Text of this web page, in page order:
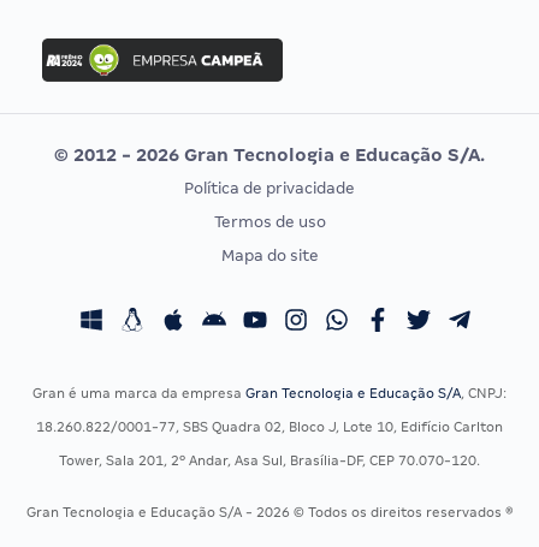
Concurso Ibama
Concurso MPU
Editais publicados
Vunesp
CONCURSOS POR PROFISSÃO
Concursos Fiscais
Concursos Saúde
Residência Multiprofissional
EXAME DE ORDEM
Calendário OAB
© 2012 - 2026 Gran Tecnologia e Educação S/A.
Política de privacidade
Termos de uso
Mapa do site
Gran é uma marca da empresa Gran Tecnologia e Educação S/A, CNPJ:
18.260.822/0001-77, SBS Quadra 02, Bloco J, Lote 10, Edifício Carlton
Tower, Sala 201, 2º Andar, Asa Sul, Brasília-DF, CEP 70.070-120.
Gran Tecnologia e Educação S/A - 2026 © Todos os direitos reservados ®